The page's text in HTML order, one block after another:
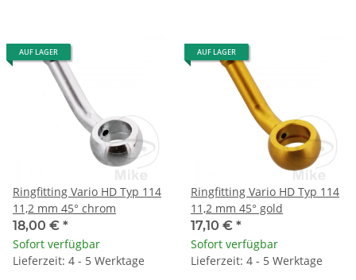
AUF LAGER
Ringfitting Vario HD Typ 114
11,2 mm 45° chrom
18,00 € *
Sofort verfügbar
Lieferzeit: 4 - 5 Werktage
AUF LAGER
Ringfitting Vario HD Typ 114
11,2 mm 45° gold
17,10 € *
Sofort verfügbar
Lieferzeit: 4 - 5 Werktage